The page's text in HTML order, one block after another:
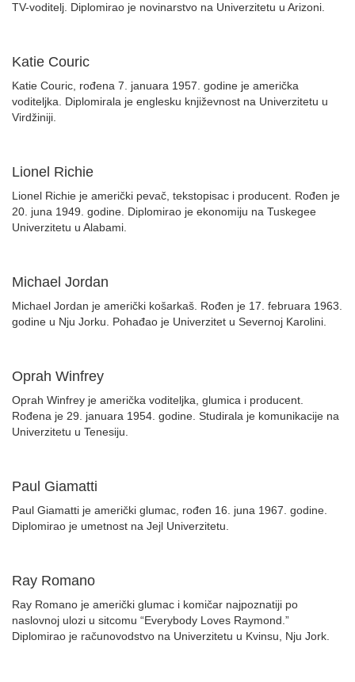
TV-voditelj. Diplomirao je novinarstvo na Univerzitetu u Arizoni.
Katie Couric
Katie Couric, rođena 7. januara 1957. godine je američka
voditeljka. Diplomirala je englesku književnost na Univerzitetu u
Virdžiniji.
Lionel Richie
Lionel Richie je američki pevač, tekstopisac i producent. Rođen je
20. juna 1949. godine. Diplomirao je ekonomiju na Tuskegee
Univerzitetu u Alabami.
Michael Jordan
Michael Jordan je američki košarkaš. Rođen je 17. februara 1963.
godine u Nju Jorku. Pohađao je Univerzitet u Severnoj Karolini.
Oprah Winfrey
Oprah Winfrey je američka voditeljka, glumica i producent.
Rođena je 29. januara 1954. godine. Studirala je komunikacije na
Univerzitetu u Tenesiju.
Paul Giamatti
Paul Giamatti je američki glumac, rođen 16. juna 1967. godine.
Diplomirao je umetnost na Jejl Univerzitetu.
Ray Romano
Ray Romano je američki glumac i komičar najpoznatiji po
naslovnoj ulozi u sitcomu “Everybody Loves Raymond.”
Diplomirao je računovodstvo na Univerzitetu u Kvinsu, Nju Jork.